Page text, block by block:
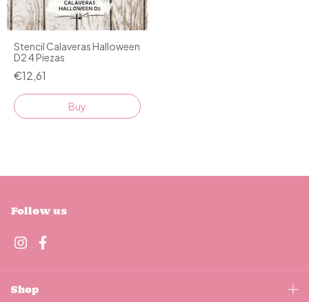
Stencil Calaveras Halloween
D2 4 Piezas
€12,61
Follow us
Shop